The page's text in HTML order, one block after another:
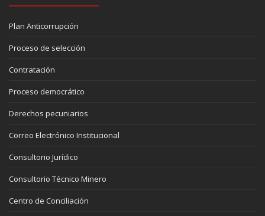
Plan Anticorrupción
Proceso de selección
Contratación
Proceso democrático
Derechos pecuniarios
Correo Electrónico Institucional
Consultorio Jurídico
Consultorio Técnico Minero
Centro de Conciliación